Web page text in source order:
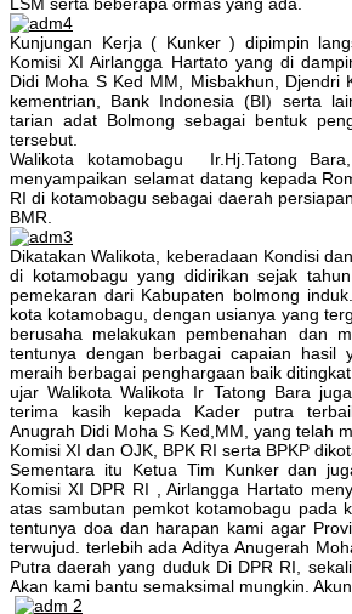
Kunjungan Kerja ( Kunker ) dipimpin
Komisi XI Airlangga Hartato yang di
Didi Moha S Ked MM, Misbakhun, Djendri
kementrian, Bank Indonesia (BI) serta
tarian adat Bolmong sebagai bentuk
tersebut.
Walikota kotamobagu Ir.Hj.Tatong
menyampaikan selamat datang kepada
RI di kotamobagu sebagai daerah
BMR.
Dikatakan Walikota, keberadaan Kondisi
di kotamobagu yang didirikan sejak
pemekaran dari Kabupaten bolmong
kota kotamobagu, dengan usianya yang
berusaha melakukan pembenahan dan
tentunya dengan berbagai capaian hasil
meraih berbagai penghargaan baik
ujar Walikota Walikota Ir Tatong Bara
terima kasih kepada Kader putra
Anugrah Didi Moha S Ked,MM, yang telah
Komisi XI dan OJK, BPK RI serta BPKP
Sementara itu Ketua Tim Kunker dan
Komisi XI DPR RI , Airlangga Hartato
atas sambutan pemkot kotamobagu pada
tentunya doa dan harapan kami agar
terwujud. terlebih ada Aditya Anugerah
Putra daerah yang duduk Di DPR RI,
Akan kami bantu semaksimal mungkin.